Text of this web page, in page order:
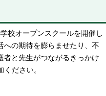
校オープンスクールを開催し
への期待を膨らませたり、不
と先生がつながるきっかけ
ださい。